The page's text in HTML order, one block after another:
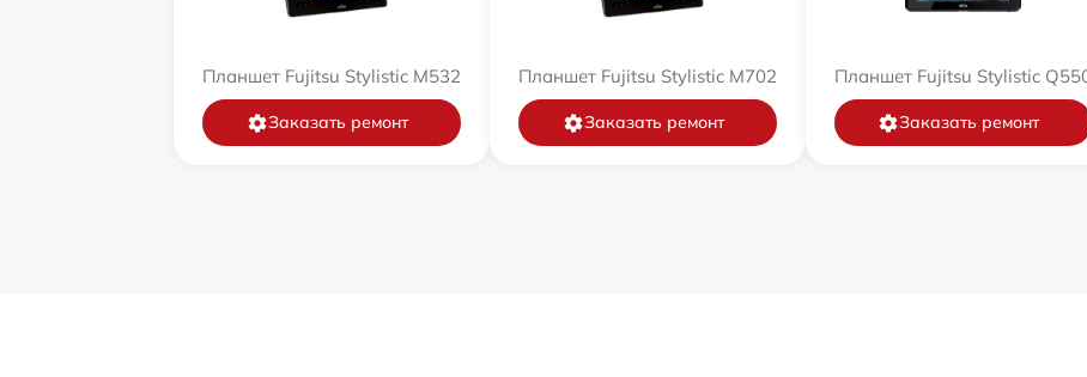
Планшет Fujitsu Stylistic M532
Заказать ремонт
Планшет Fujitsu Stylistic M702
Заказать ремонт
Планшет Fujitsu Stylistic
Заказать ремонт